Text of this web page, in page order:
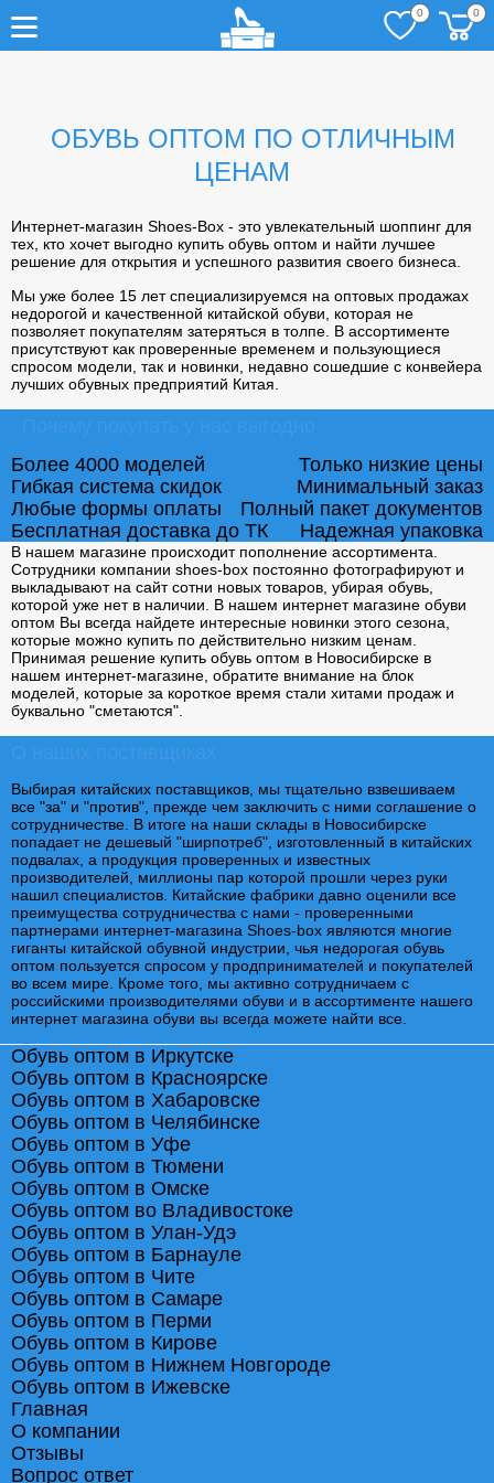
0 0
ОБУВЬ ОПТОМ ПО ОТЛИЧНЫМ
ЦЕНАМ
Интернет-магазин Shoes-Box - это увлекательный шоппинг для
тех, кто хочет выгодно купить обувь оптом и найти лучшее
решение для открытия и успешного развития своего бизнеса.
Мы уже более 15 лет специализируемся на оптовых продажах
недорогой и качественной китайской обуви, которая не
позволяет покупателям затеряться в толпе. В ассортименте
присутствуют как проверенные временем и пользующиеся
спросом модели, так и новинки, недавно сошедшие с конвейера
лучших обувных предприятий Китая.
Более 4000 моделей
Только низкие цены
Гибкая система скидок
Минимальный заказ
Любые формы оплаты
Полный пакет документов
Бесплатная доставка до ТК
Надежная упаковка
В нашем магазине происходит пополнение ассортимента.
Сотрудники компании shoes-box постоянно фотографируют и
выкладывают на сайт сотни новых товаров, убирая обувь,
которой уже нет в наличии. В нашем интернет магазине обуви
оптом Вы всегда найдете интересные новинки этого сезона,
которые можно купить по действительно низким ценам.
Принимая решение купить обувь оптом в Новосибирске в
нашем интернет-магазине, обратите внимание на блок
моделей, которые за короткое время стали хитами продаж и
буквально "сметаются".
Выбирая китайских поставщиков, мы тщательно взвешиваем
все "за" и "против", прежде чем заключить с ними соглашение о
сотрудничестве. В итоге на наши склады в Новосибирске
попадает не дешевый "ширпотреб", изготовленный в китайских
подвалах, а продукция проверенных и известных
производителей, миллионы пар которой прошли через руки
нашил специалистов. Китайские фабрики давно оценили все
преимущества сотрудничества с нами - проверенными
партнерами интернет-магазина Shoes-box являются многие
гиганты китайской обувной индустрии, чья недорогая обувь
оптом пользуется спросом у продпринимателей и покупателей
во всем мире. Кроме того, мы активно сотрудничаем с
российскими производителями обуви и в ассортименте нашего
интернет магазина обуви вы всегда можете найти все.
Обувь оптом в Иркутске
Обувь оптом в Красноярске
Обувь оптом в Хабаровске
Обувь оптом в Челябинске
Обувь оптом в Уфе
Обувь оптом в Тюмени
Обувь оптом в Омске
Обувь оптом во Владивостоке
Обувь оптом в Улан-Удэ
Обувь оптом в Барнауле
Обувь оптом в Чите
Обувь оптом в Самаре
Обувь оптом в Перми
Обувь оптом в Кирове
Обувь оптом в Нижнем Новгороде
Обувь оптом в Ижевске
Главная
О компании
Отзывы
Вопрос ответ